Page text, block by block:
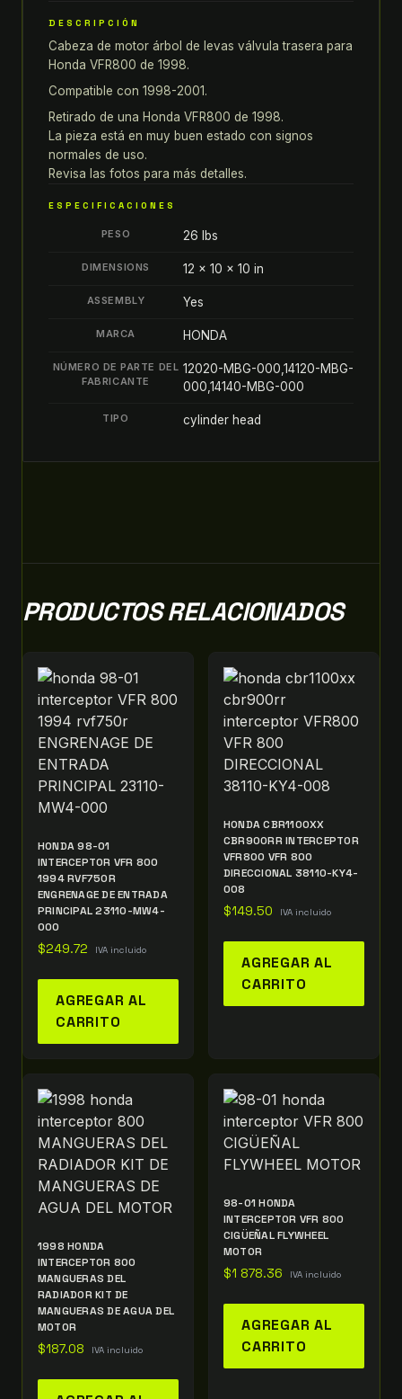
800
CABEZA
DE
MOTOR
ÁRBOL
DE
LEVAS
VÁLVULA
TRASERA
DESCRIPCIÓN
Cabeza de motor árbol de levas válvula trasera para
Honda VFR800 de 1998.
Compatible con 1998-2001.
Retirado de una Honda VFR800 de 1998.
La pieza está en muy buen estado con signos
normales de uso.
Revisa las fotos para más detalles.
ESPECIFICACIONES
PESO 26 lbs
DIMENSIONS 12 × 10 × 10 in
ASSEMBLY Yes
MARCA HONDA
NÚMERO DE PARTE DEL
FABRICANTE
12020-MBG-000,14120-MBG-
000,14140-MBG-000
TIPO cylinder head
PRODUCTOS RELACIONADOS
HONDA 98-01
INTERCEPTOR VFR 800
1994 RVF750R
ENGRENAGE DE ENTRADA
PRINCIPAL 23110-MW4-
000
$249.72 IVA incluido
AGREGAR AL
CARRITO
HONDA CBR1100XX
CBR900RR INTERCEPTOR
VFR800 VFR 800
DIRECCIONAL 38110-KY4-
008
$149.50 IVA incluido
AGREGAR AL
CARRITO
1998 HONDA
INTERCEPTOR 800
MANGUERAS DEL
RADIADOR KIT DE
MANGUERAS DE AGUA DEL
MOTOR
$187.08 IVA incluido
98-01 HONDA
INTERCEPTOR VFR 800
CIGÜEÑAL FLYWHEEL
MOTOR
$1 878.36 IVA incluido
AGREGAR AL
CARRITO